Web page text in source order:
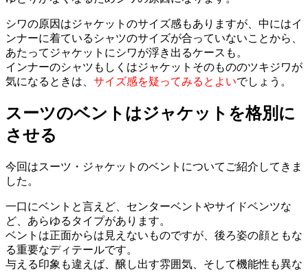
シワの原因はジャケットのサイズ感もありますが、中にはイ
ンナーに着ているシャツのサイズが合っていないことから、
あたってジャケットにシワが浮き出るケースも。
インナーのシャツもしくはジャケットそのもののツキジワが
気になるときは、 サイズ感を疑ってみるとよいでしょう。
スーツのベントはジャケットを格別に
させる
今回はスーツ・ジャケットのベントについてご紹介してきま
した。
一口にベントと言えど、センターベントやサイドベンツな
ど、あらゆるタイプがあります。
ベントは正面からは見えないものですが、後ろ姿の顔ともな
る重要なディテールです。
与える印象も違えば、醸し出す雰囲気、そして機能性も異な